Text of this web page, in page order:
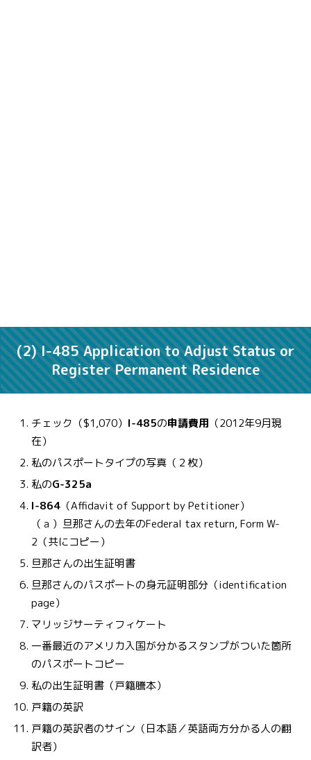
(2) I-485 Application to Adjust Status or
Register Permanent Residence
チェック（$1,070） I-485の申請費用 （2012年9月現
在）
私のパスポートタイプの写真（２枚）
私のG-325a
I-864 （Affidavit of Support by Petitioner）
（ａ）旦那さんの去年のFederal tax return, Form W-
2（共にコピー）
旦那さんの出生証明書
旦那さんのパスポートの身元証明部分（identification
page）
マリッジサーティフィケート
一番最近のアメリカ入国が分かるスタンプがついた箇所
のパスポートコピー
私の出生証明書（戸籍謄本）
戸籍の英訳
戸籍の英訳者のサイン（日本語／英語両方分かる人の翻
訳者）